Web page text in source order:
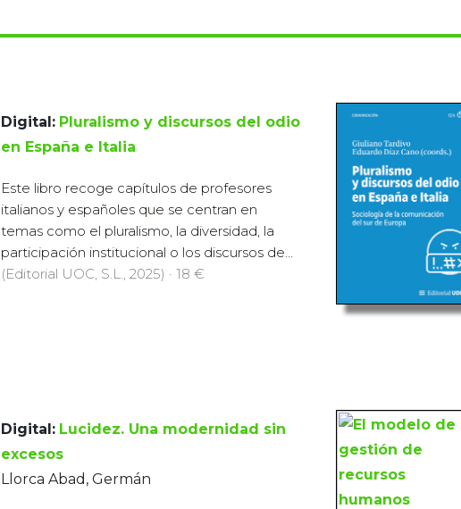
Digital: Pluralismo y discursos del odio
en España e Italia
Este libro recoge capítulos de profesores
italianos y españoles que se centran en
temas como el pluralismo, la diversidad, la
participación institucional o los discursos de...
(Editorial UOC, S.L., 2025) · 18 €
Digital: Lucidez. Una modernidad sin
excesos
Llorca Abad, Germán